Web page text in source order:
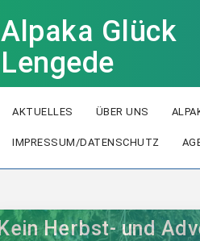
Alpaka Glück
Lengede
AKTUELLES ÜBER UNS
IMPRESSUM/DATENSCHUTZ
Kein Herbst- und